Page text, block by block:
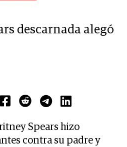
descarnada alegó
Spears hizo
contra su padre y